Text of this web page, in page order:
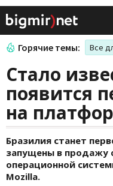
Горячие темы: Все
Стало
появится
на
Бразилия станет
запущены в продажу
операционной
Mozilla.